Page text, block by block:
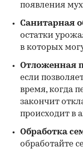
появления
Санитарная
остатки
в которых
Отложенная
если
время, когда
закончит
происходит в
Обработка
обработайте